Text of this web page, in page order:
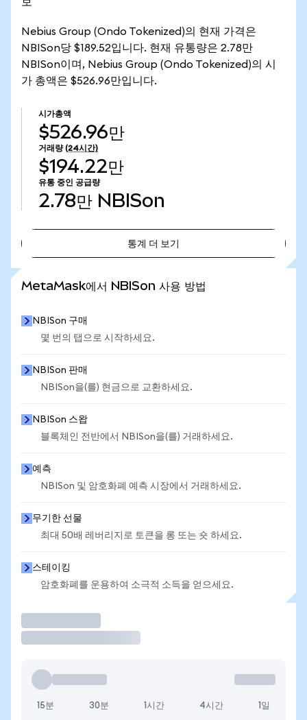
Nebius Group (Ondo Tokenized)의 현재 가격은
NBISon당 $189.52입니다. 현재 유통량은 2.78만
NBISon이며, Nebius Group (Ondo Tokenized)의 시
가 총액은 $526.96만입니다.
시가총액
$526.96만
거래량 (24시간)
$194.22만
유통 중인 공급량
2.78만 NBISon
통계 더 보기
MetaMask에서 NBISon 사용 방법
NBISon 구매
몇 번의 탭으로 시작하세요.
NBISon 판매
NBISon을(를) 현금으로 교환하세요.
NBISon 스왑
블록체인 전반에서 NBISon을(를) 거래하세요.
예측
NBISon 및 암호화폐 예측 시장에서 거래하세요.
무기한 선물
최대 50배 레버리지로 토큰을 롱 또는 숏 하세요.
스테이킹
암호화폐를 운용하여 소극적 소득을 얻으세요.
15분 30분 1시간 4시간 1일